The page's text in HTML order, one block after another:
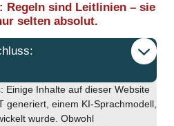
Regeln sind Leitlinien – sie
selten absolut.
Einige Inhalte auf dieser Website
generiert, einem KI-Sprachmodell,
wurde. Obwohl